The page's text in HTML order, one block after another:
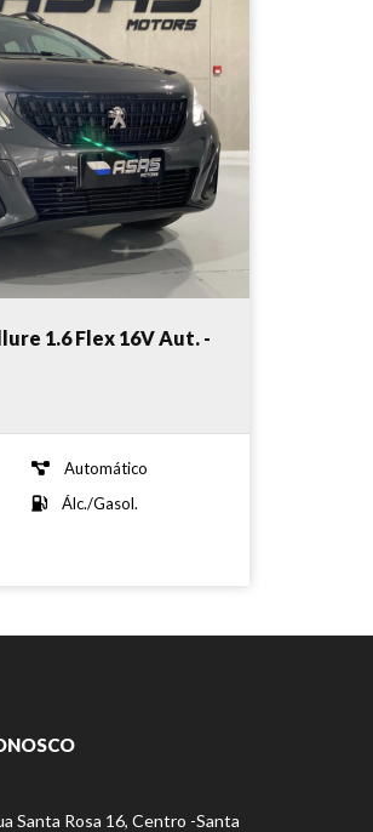
1.6 Flex 16V Aut. -
Automático
Álc./Gasol.
Santa Rosa 16, Centro -Santa